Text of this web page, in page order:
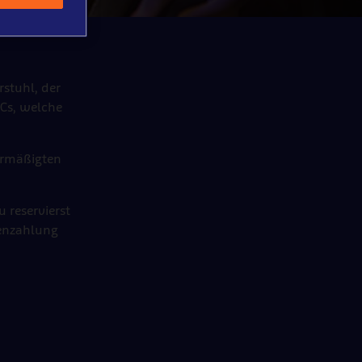
der
welche
reservierst